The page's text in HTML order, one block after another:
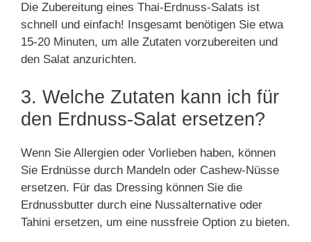
Die Zubereitung eines Thai-Erdnuss-Salats ist
schnell und einfach! Insgesamt benötigen Sie etwa
15-20 Minuten, um alle Zutaten vorzubereiten und
den Salat anzurichten.
3. Welche Zutaten kann ich für
den Erdnuss-Salat ersetzen?
Wenn Sie Allergien oder Vorlieben haben, können
Sie Erdnüsse durch Mandeln oder Cashew-Nüsse
ersetzen. Für das Dressing können Sie die
Erdnussbutter durch eine Nussalternative oder
Tahini ersetzen, um eine nussfreie Option zu bieten.